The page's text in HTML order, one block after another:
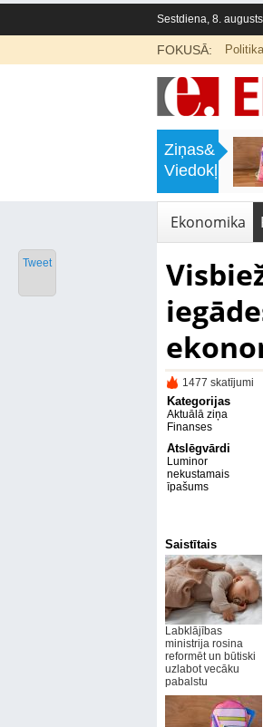
Sestdiena, 8.
FOKUSĀ: Politika
Ziņas&
Viedokļi
Labklājības ministrija rosina reformēt
un būtiski uzlabot vecāku pabalstu
Ekonomika
1477 skatījumi
Kategorijas
Aktuālā ziņa
Finanses
Atslēgvārdi
Luminor
nekustamais
īpašums
Saistītais
Labklājības
ministrija rosina
reformēt un būtiski
uzlabot vecāku
pabalstu
Tweet